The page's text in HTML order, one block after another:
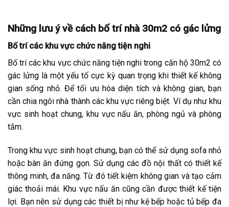
Những lưu ý về cách bố trí nhà 30m2 có gác lửng
Bố trí các khu vực chức năng tiện nghi
Bố trí các khu vực chức năng tiện nghi trong căn hộ 30m2 có
gác lửng là một yếu tố cực kỳ quan trọng khi thiết kế không
gian sống nhỏ. Để tối ưu hóa diện tích và không gian, bạn
cần chia ngôi nhà thành các khu vực riêng biệt. Ví dụ như khu
vực sinh hoạt chung, khu vực nấu ăn, phòng ngủ và phòng
tắm.
Trong khu vực sinh hoạt chung, bạn có thể sử dụng sofa nhỏ
hoặc bàn ăn đứng gọn. Sử dụng các đồ nội thất có thiết kế
thông minh, đa năng. Từ đó tiết kiệm không gian và tạo cảm
giác thoải mái. Khu vực nấu ăn cũng cần được thiết kế tiện
lợi. Bạn nên sử dụng các thiết bị như kệ bếp hoặc tủ bếp đa